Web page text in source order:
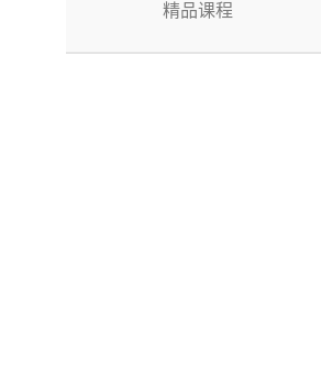
精品课程